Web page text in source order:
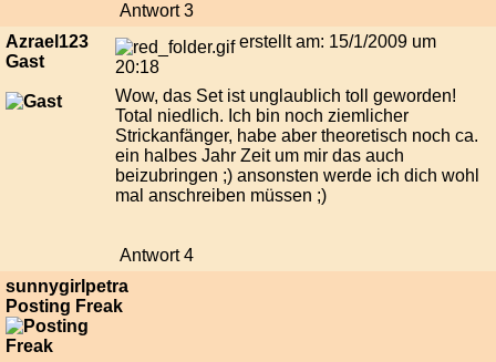
Antwort 3
Azrael123
Gast
erstellt am: 15/1/2009 um
20:18
Wow, das Set ist unglaublich toll geworden!
Total niedlich. Ich bin noch ziemlicher
Strickanfänger, habe aber theoretisch noch ca.
ein halbes Jahr Zeit um mir das auch
beizubringen ;) ansonsten werde ich dich wohl
mal anschreiben müssen ;)
Antwort 4
sunnygirlpetra
Posting Freak